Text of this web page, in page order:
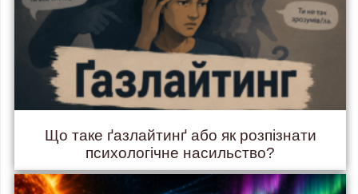
Що таке ґазлайтинґ або як розпізнати
психологічне насильство?